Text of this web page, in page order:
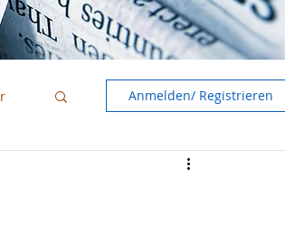
Anmelden/ Registrieren